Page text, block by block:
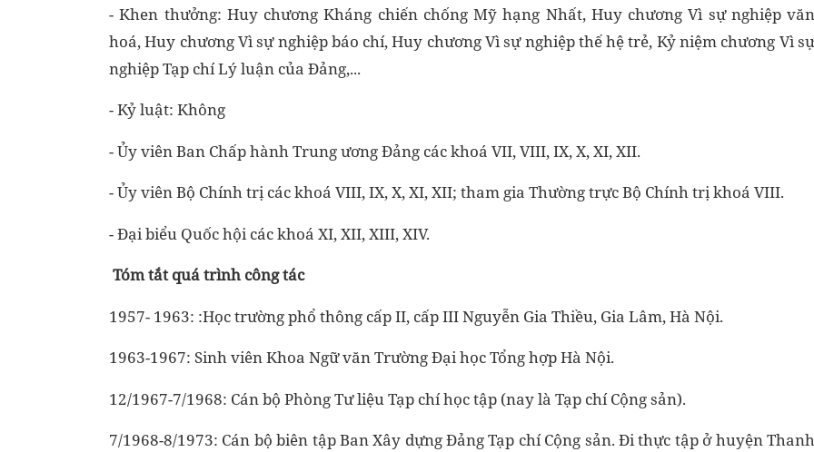
- Khen thưởng: Huy chương Kháng chiến chống Mỹ hạng Nhất, Huy chương Vì sự nghiệp văn
hoá, Huy chương Vì sự nghiệp báo chí, Huy chương Vì sự nghiệp thế hệ trẻ, Kỷ niệm chương Vì sự
nghiệp Tạp chí Lý luận của Đảng,...
- Kỷ luật: Không
- Ủy viên Ban Chấp hành Trung ương Đảng các khoá VII, VIII, IX, X, XI, XII.
- Ủy viên Bộ Chính trị các khoá VIII, IX, X, XI, XII; tham gia Thường trực Bộ Chính trị khoá VIII.
- Đại biểu Quốc hội các khoá XI, XII, XIII, XIV.
Tóm tắt quá trình công tác
1957- 1963: :Học trường phổ thông cấp II, cấp III Nguyễn Gia Thiều, Gia Lâm, Hà Nội.
1963-1967: Sinh viên Khoa Ngữ văn Trường Đại học Tổng hợp Hà Nội.
12/1967-7/1968: Cán bộ Phòng Tư liệu Tạp chí học tập (nay là Tạp chí Cộng sản).
7/1968-8/1973: Cán bộ biên tập Ban Xây dựng Đảng Tạp chí Cộng sản. Đi thực tập ở huyện Thanh